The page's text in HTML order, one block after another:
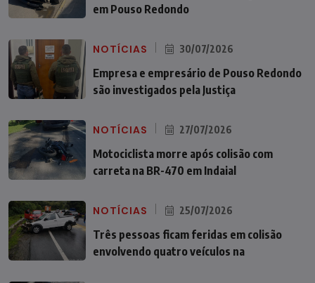
em Pouso Redondo
NOTÍCIAS 30/07/2026
Empresa e empresário de Pouso Redondo
são investigados pela Justiça
NOTÍCIAS 27/07/2026
Motociclista morre após colisão com
carreta na BR-470 em Indaial
NOTÍCIAS 25/07/2026
Três pessoas ficam feridas em colisão
envolvendo quatro veículos na